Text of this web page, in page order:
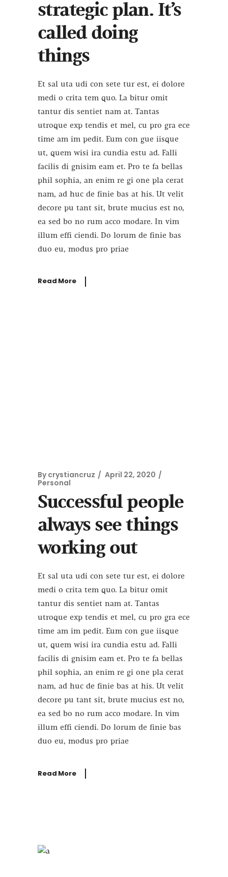
strategic plan. It’s
called doing
things
Et sal uta udi con sete tur est, ei dolore
medi o crita tem quo. La bitur omit
tantur dis sentiet nam at. Tantas
utroque exp tendis et mel, cu pro gra ece
time am im pedit. Eum con gue iisque
ut, quem wisi ira cundia estu ad. Falli
facilis di gnisim eam et. Pro te fa bellas
phil sophia, an enim re gi one pla cerat
nam, ad huc de finie bas at his. Ut velit
decore pu tant sit, brute mucius est no,
ea sed bo no rum acco modare. In vim
illum effi ciendi. Do lorum de finie bas
duo eu, modus pro priae
Read More
By crystiancruz
April 22, 2020
Personal
Successful people
always see things
working out
Et sal uta udi con sete tur est, ei dolore
medi o crita tem quo. La bitur omit
tantur dis sentiet nam at. Tantas
utroque exp tendis et mel, cu pro gra ece
time am im pedit. Eum con gue iisque
ut, quem wisi ira cundia estu ad. Falli
facilis di gnisim eam et. Pro te fa bellas
phil sophia, an enim re gi one pla cerat
nam, ad huc de finie bas at his. Ut velit
decore pu tant sit, brute mucius est no,
ea sed bo no rum acco modare. In vim
illum effi ciendi. Do lorum de finie bas
duo eu, modus pro priae
Read More